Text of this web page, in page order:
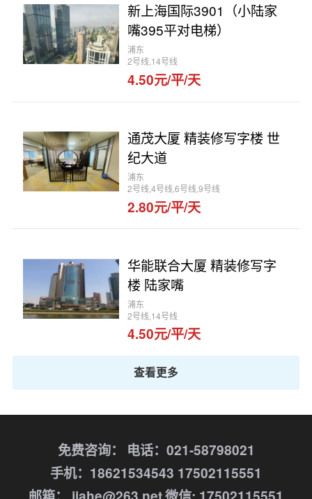
新上海国际3901（小陆家
嘴395平对电梯）
浦东
2号线,14号线
4.50元/平/天
通茂大厦 精装修写字楼 世
纪大道
浦东
2号线,4号线,6号线,9号线
2.80元/平/天
华能联合大厦 精装修写字
楼 陆家嘴
浦东
2号线,14号线
4.50元/平/天
查看更多
免费咨询：
电话：021-58798021
手机：18621534543 17502115551